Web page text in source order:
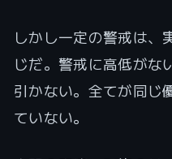
しかし一定の警戒は、
じだ。警戒に高低がな
引かない。全てが同じ
ていない。